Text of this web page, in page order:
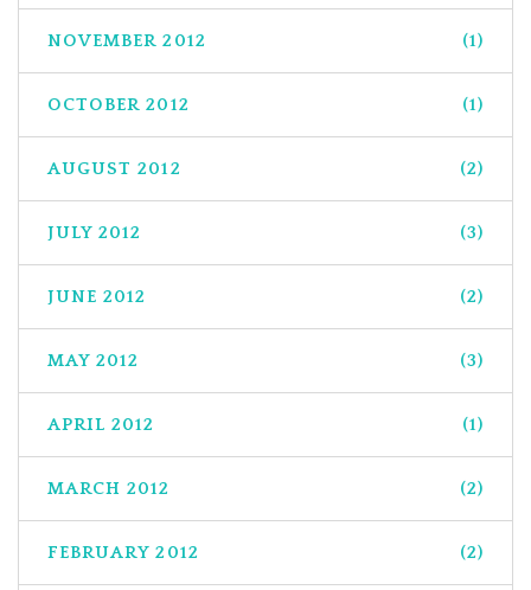
NOVEMBER 2012 (1)
OCTOBER 2012 (1)
AUGUST 2012 (2)
JULY 2012 (3)
JUNE 2012 (2)
MAY 2012 (3)
APRIL 2012 (1)
MARCH 2012 (2)
FEBRUARY 2012 (2)